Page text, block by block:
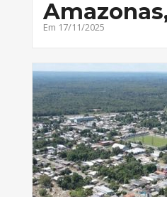
Em 17/11/2025